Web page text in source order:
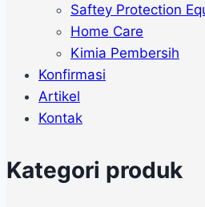
Saftey Protection
Home Care
Kimia Pembersih
Konfirmasi
Artikel
Kontak
Kategori produk